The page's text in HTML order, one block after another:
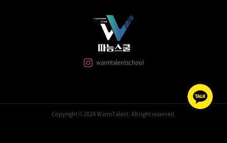
warmtalentschool
Copyright © 2024 WarmTalent. All right reserved.